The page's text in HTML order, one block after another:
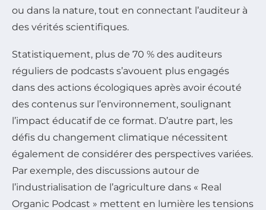
ou dans la nature, tout en connectant l’auditeur à
des vérités scientifiques.
Statistiquement, plus de 70 % des auditeurs
réguliers de podcasts s’avouent plus engagés
dans des actions écologiques après avoir écouté
des contenus sur l’environnement, soulignant
l’impact éducatif de ce format. D’autre part, les
défis du changement climatique nécessitent
également de considérer des perspectives variées.
Par exemple, des discussions autour de
l’industrialisation de l’agriculture dans « Real
Organic Podcast » mettent en lumière les tensions